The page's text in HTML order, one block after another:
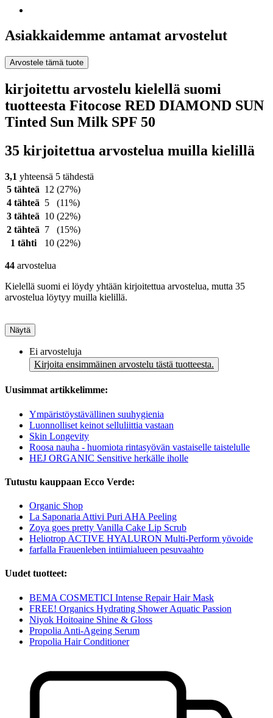
Asiakkaidemme antamat arvostelut
Arvostele tämä tuote
kirjoitettu arvostelu kielellä suomi
tuotteesta Fitocose RED DIAMOND SUN
Tinted Sun Milk SPF 50
35 kirjoitettua arvostelua muilla kielillä
3,1 yhteensä 5 tähdestä
5 tähteä 12 (27%)
4 tähteä 5
(11%)
3 tähteä 10 (22%)
2 tähteä 7
(15%)
1 tähti
10 (22%)
44 arvostelua
Kielellä suomi ei löydy yhtään kirjoitettua arvostelua, mutta 35
arvostelua löytyy muilla kielillä.
Näytä
Ei arvosteluja
Kirjoita ensimmäinen arvostelu tästä tuotteesta.
Uusimmat artikkelimme:
Ympäristöystävällinen suuhygienia
Luonnolliset keinot selluliittia vastaan
Skin Longevity
Roosa nauha - huomiota rintasyövän vastaiselle taistelulle
HEJ ORGANIC Sensitive herkälle iholle
Tutustu kauppaan Ecco Verde:
Organic Shop
La Saponaria Attivi Puri AHA Peeling
Zoya goes pretty Vanilla Cake Lip Scrub
Heliotrop ACTIVE HYALURON Multi-Perform yövoide
farfalla Frauenleben intiimialueen pesuvaahto
Uudet tuotteet:
BEMA COSMETICI Intense Repair Hair Mask
FREE! Organics Hydrating Shower Aquatic Passion
Niyok Hoitoaine Shine & Gloss
Propolia Anti-Ageing Serum
Propolia Hair Conditioner